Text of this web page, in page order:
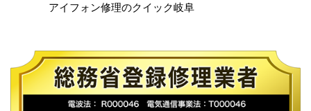
アイフォン修理のクイック岐阜